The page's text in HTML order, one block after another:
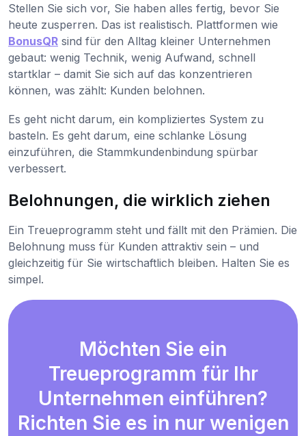
Stellen Sie sich vor, Sie haben alles fertig, bevor Sie
heute zusperren. Das ist realistisch. Plattformen wie
BonusQR sind für den Alltag kleiner Unternehmen
gebaut: wenig Technik, wenig Aufwand, schnell
startklar – damit Sie sich auf das konzentrieren
können, was zählt: Kunden belohnen.
Es geht nicht darum, ein kompliziertes System zu
basteln. Es geht darum, eine schlanke Lösung
einzuführen, die Stammkundenbindung spürbar
verbessert.
Belohnungen, die wirklich ziehen
Ein Treueprogramm steht und fällt mit den Prämien. Die
Belohnung muss für Kunden attraktiv sein – und
gleichzeitig für Sie wirtschaftlich bleiben. Halten Sie es
simpel.
Möchten Sie ein
Treueprogramm für Ihr
Unternehmen einführen?
Richten Sie es in nur wenigen